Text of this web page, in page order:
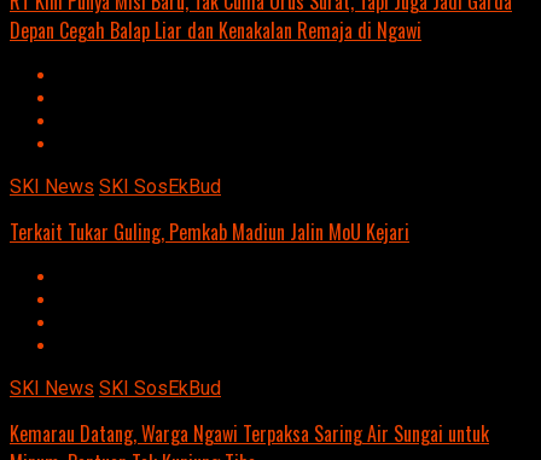
Depan Cegah Balap Liar dan Kenakalan Remaja di Ngawi
SKI News SKI SosEkBud
Terkait Tukar Guling, Pemkab Madiun Jalin MoU Kejari
SKI News SKI SosEkBud
Kemarau Datang, Warga Ngawi Terpaksa Saring Air Sungai untuk